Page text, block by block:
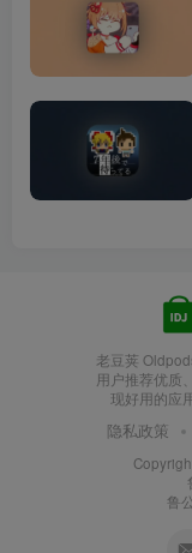
老豆荚
用户推荐优质
现好用的应
隐私政策
鲁